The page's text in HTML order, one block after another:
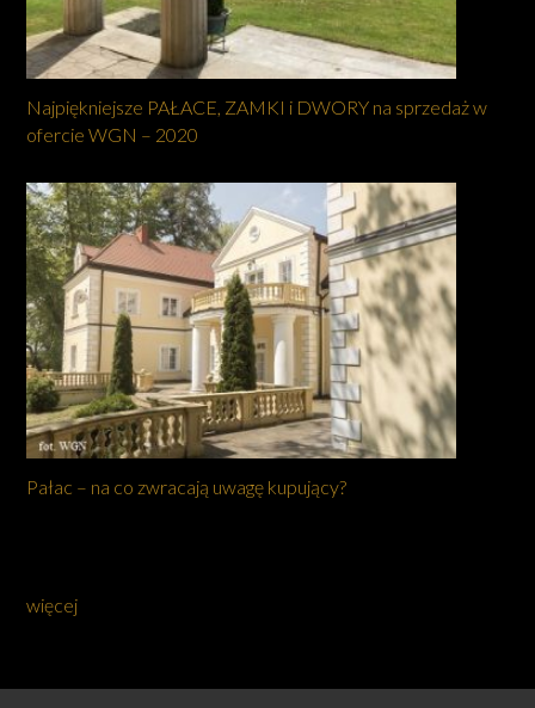
Najpiękniejsze PAŁACE, ZAMKI i DWORY na sprzedaż w
ofercie WGN – 2020
Pałac – na co zwracają uwagę kupujący?
więcej